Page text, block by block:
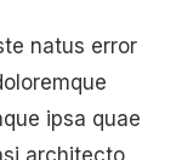
natus error
ipsa quae
architecto